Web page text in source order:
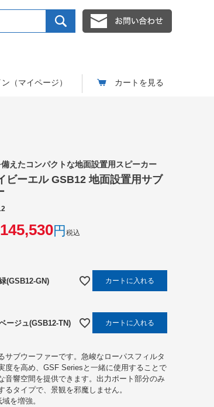
（マイページ） カートを見る
えたコンパクトな地面設置用スピーカー
ビーエル GSB12 地面設置用サブ
145,530 税込
(GSB12-GN) カートに入れる
ージュ(GSB12-TN) カートに入れる
サブウーファーです。急峻なローパスフィルタ
度を高め、GSF Seriesと一緒に使用することで
音響空間を提供できます。出力ポート部分のみ
るタイプで、景観を邪魔しません。
を増強。